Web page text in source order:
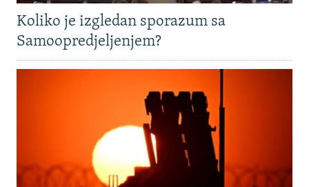
Koliko je izgledan sporazum sa
Samoopredjeljenjem?